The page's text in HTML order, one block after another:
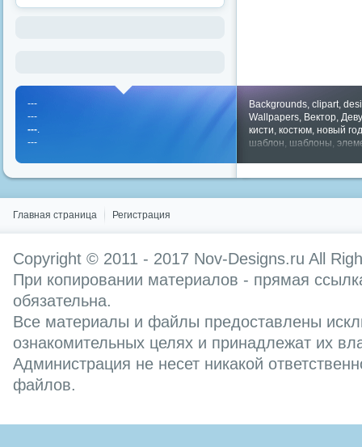
Backgrounds, clipart,
Wallpapers, Вектор,
кисти, костюм, новый год
шаблон, шаблоны,
---
---
---.
---
Главная страница Регистрация
Copyright © 2011 - 2017 Nov-Designs.ru All
При копировании материалов - прямая
обязательна.
Все материалы и файлы предоставлены
ознакомительных целях и принадлежат их
Администрация не несет никакой
файлов.